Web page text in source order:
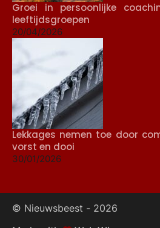
Groei in persoonlijke
leeftijdsgroepen
20/04/2026
Lekkages nemen toe door
vorst en dooi
30/01/2026
© Nieuwsbeest - 2026